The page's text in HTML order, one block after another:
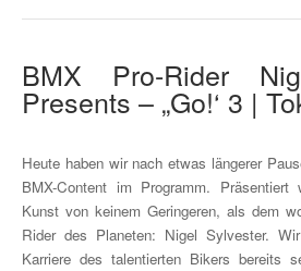
BMX Pro-Rider
Presents – „Go!‘ 3 |
Heute haben wir nach etwas längerer
BMX-Content im Programm.
Kunst von keinem Geringeren, als dem
Rider des Planeten: Nigel Sylvester.
Karriere des talentierten Bikers bereits